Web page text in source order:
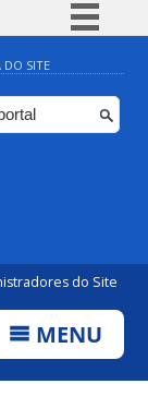
BR
DO SITE
do Site
MENU